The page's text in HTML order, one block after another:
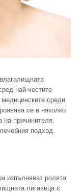
най-честите
медицинските среди
се в няколко
на причинителя.
подход.
изпълняват ролята
лигавица с